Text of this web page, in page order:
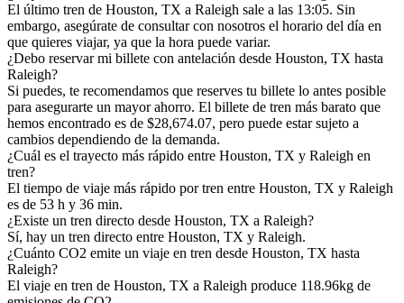
El último tren de Houston, TX a Raleigh sale a las 13:05. Sin
embargo, asegúrate de consultar con nosotros el horario del día en
que quieres viajar, ya que la hora puede variar.
¿Debo reservar mi billete con antelación desde Houston, TX hasta
Raleigh?
Si puedes, te recomendamos que reserves tu billete lo antes posible
para asegurarte un mayor ahorro. El billete de tren más barato que
hemos encontrado es de $28,674.07, pero puede estar sujeto a
cambios dependiendo de la demanda.
¿Cuál es el trayecto más rápido entre Houston, TX y Raleigh en
tren?
El tiempo de viaje más rápido por tren entre Houston, TX y Raleigh
es de 53 h y 36 min.
¿Existe un tren directo desde Houston, TX a Raleigh?
Sí, hay un tren directo entre Houston, TX y Raleigh.
¿Cuánto CO2 emite un viaje en tren desde Houston, TX hasta
Raleigh?
El viaje en tren de Houston, TX a Raleigh produce 118.96kg de